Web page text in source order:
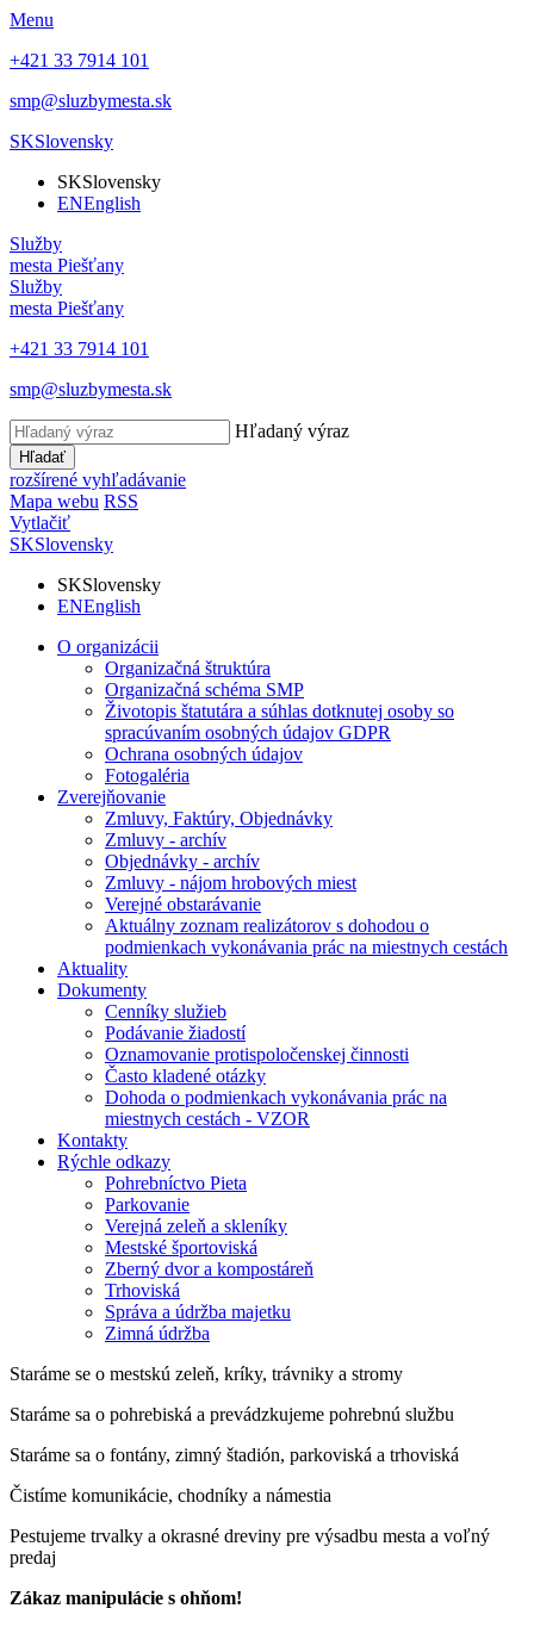
Menu
+421 33 7914 101
smp@sluzbymesta.sk
SKSlovensky
SKSlovensky
ENEnglish
Služby
mesta Piešťany
Služby
mesta Piešťany
+421 33 7914 101
smp@sluzbymesta.sk
Hľadaný výraz
Hľadať
rozšírené vyhľadávanie
Mapa webu RSS
Vytlačiť
SKSlovensky
SKSlovensky
ENEnglish
O organizácii
Organizačná štruktúra
Organizačná schéma SMP
Životopis štatutára a súhlas dotknutej osoby so
spracúvaním osobných údajov GDPR
Ochrana osobných údajov
Fotogaléria
Zverejňovanie
Zmluvy, Faktúry, Objednávky
Zmluvy - archív
Objednávky - archív
Zmluvy - nájom hrobových miest
Verejné obstarávanie
Aktuálny zoznam realizátorov s dohodou o
podmienkach vykonávania prác na miestnych cestách
Aktuality
Dokumenty
Cenníky služieb
Podávanie žiadostí
Oznamovanie protispoločenskej činnosti
Často kladené otázky
Dohoda o podmienkach vykonávania prác na
miestnych cestách - VZOR
Kontakty
Rýchle odkazy
Pohrebníctvo Pieta
Parkovanie
Verejná zeleň a skleníky
Mestské športoviská
Zberný dvor a kompostáreň
Trhoviská
Správa a údržba majetku
Zimná údržba
Staráme se o mestskú zeleň, kríky, trávniky a stromy
Staráme sa o pohrebiská a prevádzkujeme pohrebnú službu
Staráme sa o fontány, zimný štadión, parkoviská a trhoviská
Čistíme komunikácie, chodníky a námestia
Pestujeme trvalky a okrasné dreviny pre výsadbu mesta a voľný
predaj
Zákaz manipulácie s ohňom!